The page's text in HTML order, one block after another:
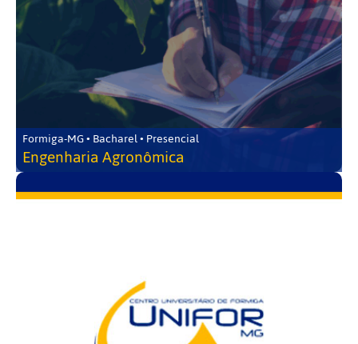
Formiga-MG • Bacharel • Presencial
Engenharia Agronômica